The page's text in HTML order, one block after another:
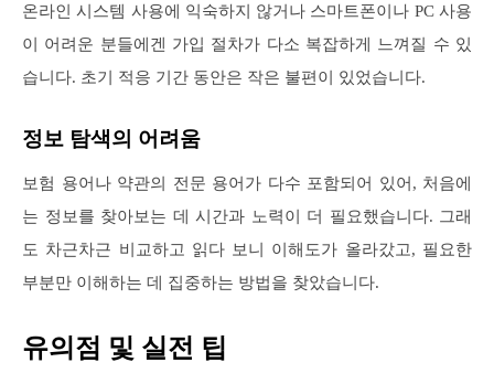
온라인 시스템 사용에 익숙하지 않거나 스마트폰이나 PC 사용
이 어려운 분들에겐 가입 절차가 다소 복잡하게 느껴질 수 있
습니다. 초기 적응 기간 동안은 작은 불편이 있었습니다.
정보 탐색의 어려움
보험 용어나 약관의 전문 용어가 다수 포함되어 있어, 처음에
는 정보를 찾아보는 데 시간과 노력이 더 필요했습니다. 그래
도 차근차근 비교하고 읽다 보니 이해도가 올라갔고, 필요한
부분만 이해하는 데 집중하는 방법을 찾았습니다.
유의점 및 실전 팁